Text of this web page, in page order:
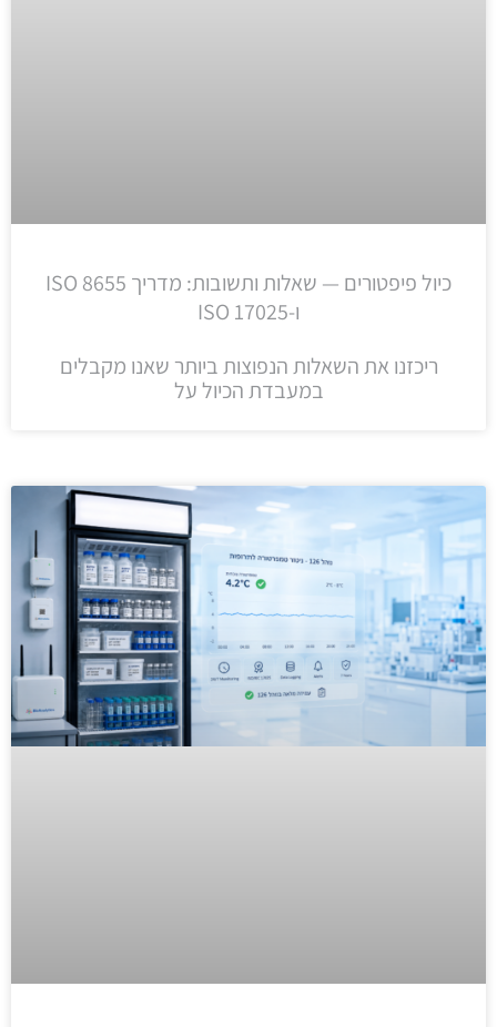
כיול פיפטורים — שאלות ותשובות: מדריך ISO 8655
ו-ISO 17025
ריכזנו את השאלות הנפוצות ביותר שאנו מקבלים
במעבדת הכיול על